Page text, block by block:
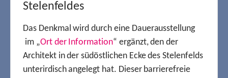
Stelenfeldes
Das Denkmal wird durch eine Dauerausstellung
im „Ort der Information“ ergänzt, den der
Architekt in der südöstlichen Ecke des Stelenfelds
unterirdisch angelegt hat. Dieser barrierefreie